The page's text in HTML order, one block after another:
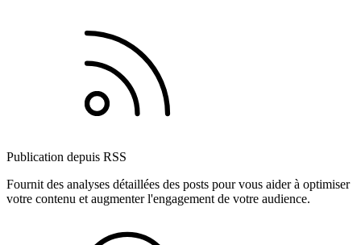
Publication depuis RSS
Fournit des analyses détaillées des posts pour vous aider à optimiser
votre contenu et augmenter l'engagement de votre audience.